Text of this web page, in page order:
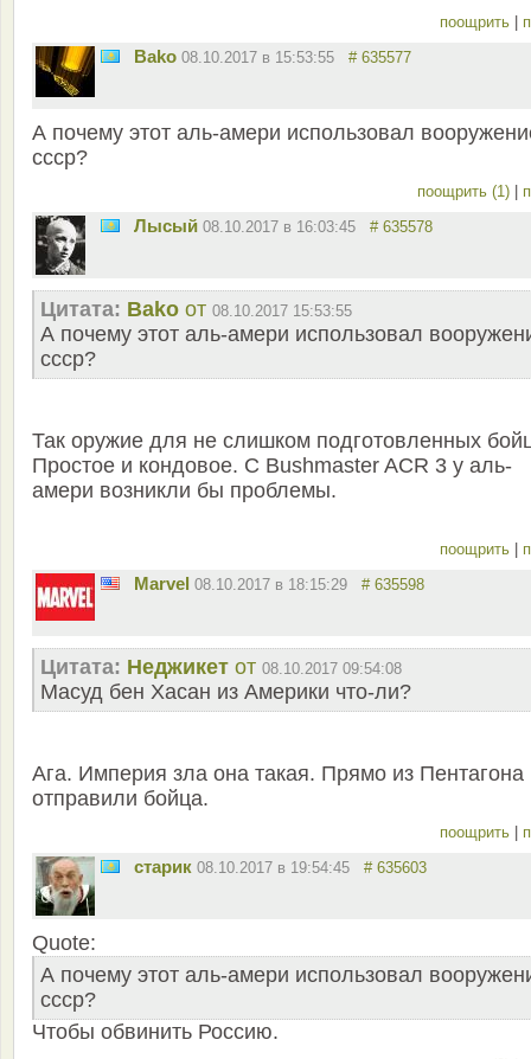
поощрить
Bako 08.10.2017 в 15:53:55 # 635577
А почему этот аль-амери использовал
ссср?
поощрить (1)
Лысый 08.10.2017 в 16:03:45 # 635578
Цитата: Bako от 08.10.2017 15:53:55
А почему этот аль-амери использовал
ссср?
Так оружие для не слишком подготовленных
Простое и кондовое. С Bushmaster ACR 3 у аль-
амери возникли бы проблемы.
поощрить
Marvel 08.10.2017 в 18:15:29 # 635598
Цитата: Неджикет от 08.10.2017 09:54:08
Масуд бен Хасан из Америки что-ли?
Ага. Империя зла она такая. Прямо из Пентагона
отправили бойца.
поощрить
старик 08.10.2017 в 19:54:45 # 635603
Quote:
А почему этот аль-амери использовал
ссср?
Чтобы обвинить Россию.